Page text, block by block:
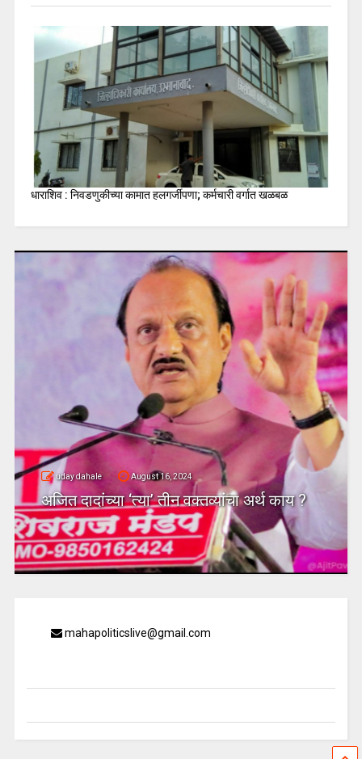
धाराशिव : निवडणुकीच्या कामात हलगर्जीपणा; कर्मचारी वर्गात खळबळ
uday dahale August 16, 2024
अजित दादांच्या ‘त्या’ तीन वक्तव्यांचा अर्थ काय ?
mahapoliticslive@gmail.com